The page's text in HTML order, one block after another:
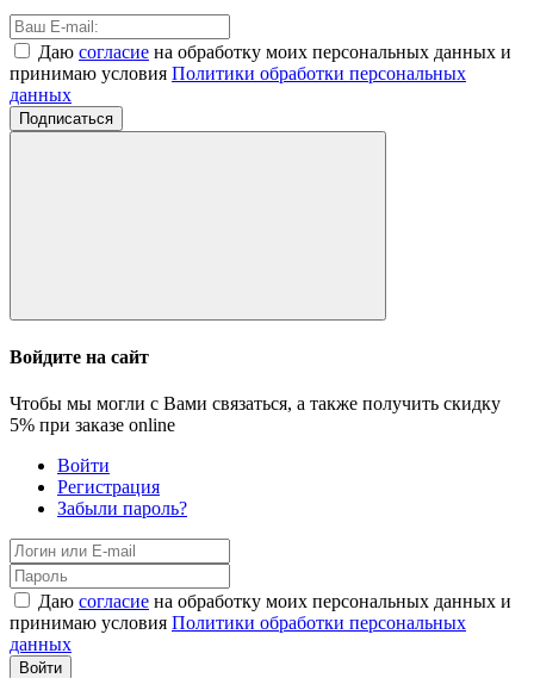
Даю согласие на обработку моих персональных данных и
принимаю условия Политики обработки персональных
данных
Подписаться
Войдите на сайт
Чтобы мы могли с Вами связаться, а также получить скидку
5% при заказе online
Войти
Регистрация
Забыли пароль?
Даю согласие на обработку моих персональных данных и
принимаю условия Политики обработки персональных
данных
Войти